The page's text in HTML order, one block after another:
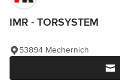
IMR - TORSYSTEM
53894 Mechernich